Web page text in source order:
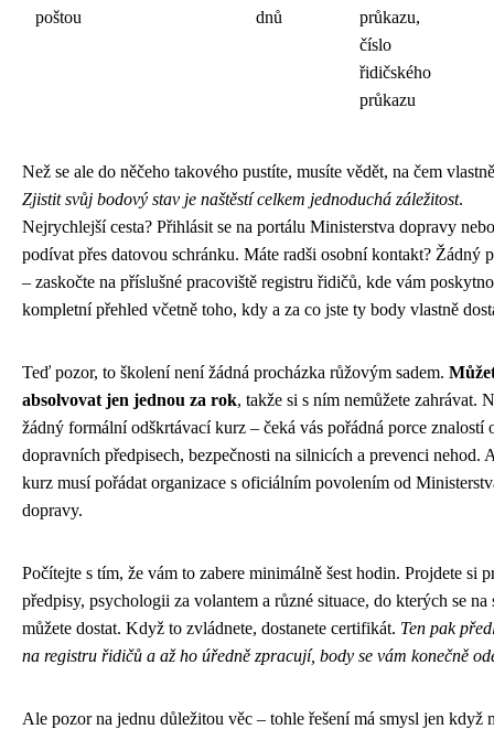
poštou
dnů
průkazu,
číslo
řidičského
průkazu
Než se ale do něčeho takového pustíte, musíte vědět, na čem
Zjistit svůj bodový stav je naštěstí celkem jednoduchá záležitost.
Nejrychlejší cesta? Přihlásit se na portálu Ministerstva dopravy
podívat přes datovou schránku. Máte radši osobní kontakt? Žádný
– zaskočte na příslušné pracoviště registru řidičů, kde vám
kompletní přehled včetně toho, kdy a za co jste ty body vlastně
Teď pozor, to školení není žádná procházka růžovým sadem.
absolvovat jen jednou za rok, takže si s ním nemůžete zahrávat.
žádný formální odškrtávací kurz – čeká vás pořádná porce znalostí
dopravních předpisech, bezpečnosti na silnicích a prevenci nehod.
kurz musí pořádat organizace s oficiálním povolením od
dopravy.
Počítejte s tím, že vám to zabere minimálně šest hodin. Projdete si
předpisy, psychologii za volantem a různé situace, do kterých se na
můžete dostat. Když to zvládnete, dostanete certifikát. Ten pak
na registru řidičů a až ho úředně zpracují, body se vám konečně
Ale pozor na jednu důležitou věc – tohle řešení má smysl jen když